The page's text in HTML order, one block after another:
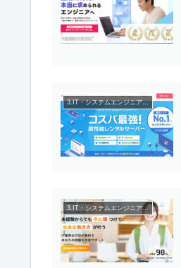
3.IT・システムエンジニアの転職
3.IT・システムエンジニアの転職